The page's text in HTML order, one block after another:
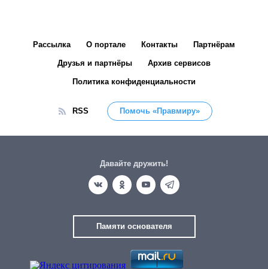
Рассылка О портале Контакты Партнёрам
Друзья и партнёры Архив сервисов
Политика конфиденциальности
RSS Помочь «Правмиру»
Давайте дружить!
Памяти основателя